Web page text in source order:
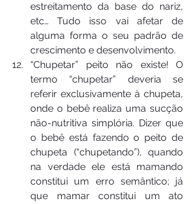
estreitamento da base do nariz,
etc… Tudo isso vai afetar de
alguma forma o seu padrão de
crescimento e desenvolvimento.
“Chupetar” peito não existe! O
termo “chupetar” deveria se
referir exclusivamente à chupeta,
onde o bebê realiza uma sucção
não-nutritiva simplória. Dizer que
o bebê está fazendo o peito de
chupeta (“chupetando”), quando
na verdade ele está mamando
constitui um erro semântico; já
que mamar constitui um ato